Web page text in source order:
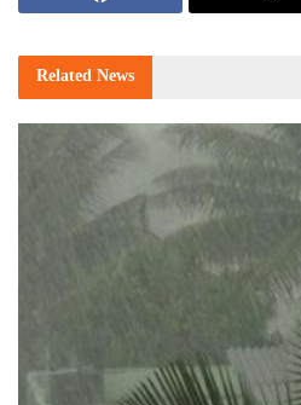
Related News